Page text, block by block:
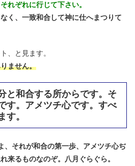
れぞれに行じて下さい。
く、一致和合して神に仕へまつりて
、と見ます。
ません。
と和合する所からです。そ
す。アメツチ心です。すべ
す。
、それが和合の第一歩、アメツチ心ぢ
来るものなのぞ。八月ぐらぐら。